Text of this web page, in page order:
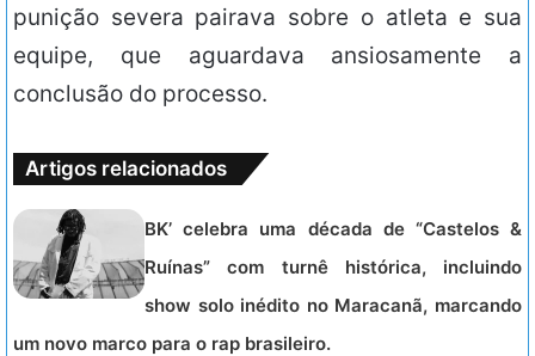
punição severa pairava sobre o atleta e sua
equipe, que aguardava ansiosamente a
conclusão do processo.
Artigos relacionados
BK’ celebra uma década de “Castelos &
Ruínas” com turnê histórica, incluindo
show solo inédito no Maracanã, marcando
um novo marco para o rap brasileiro.